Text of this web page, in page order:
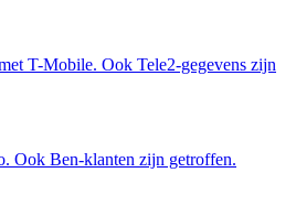
T-Mobile. Ook Tele2-gegevens zijn
Ook Ben-klanten zijn getroffen.